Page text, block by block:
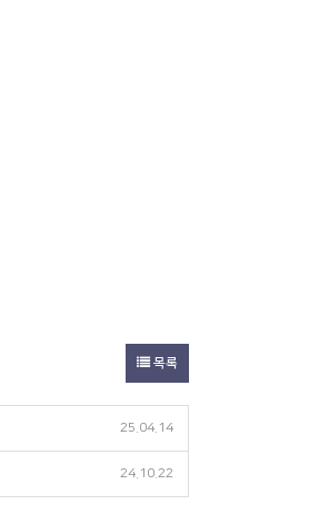
목록
25.04.14
24.10.22